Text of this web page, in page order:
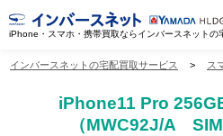
iPhone・スマホ・携帯買取ならインバースネットの
インバースネットの宅配買取サービス > ス
iPhone11 Pro
（MWC92J/A SIM